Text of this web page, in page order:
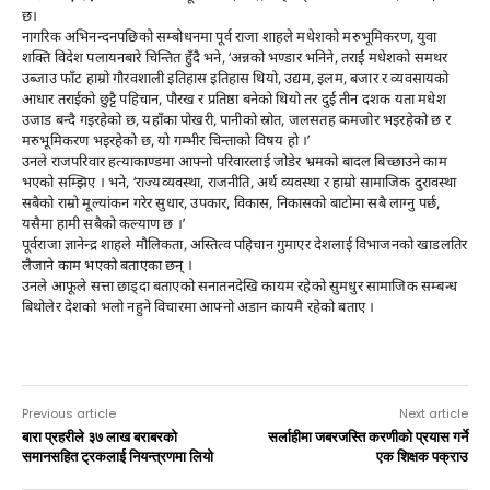
छ।
नागरिक अभिनन्दनपछिको सम्बोधनमा पूर्व राजा शाहले मधेशको मरुभूमिकरण, युवा
शक्ति विदेश पलायनबारे चिन्तित हुँदै भने, ‘अन्नको भण्डार भनिने, तराईं मधेशको समथर
उब्जाउ फाँट हाम्रो गौरवशाली इतिहास इतिहास थियो, उद्यम, इलम, बजार र व्यवसायको
आधार तराईको छुट्टै पहिचान, पौरख र प्रतिष्ठा बनेको थियो तर दुई तीन दशक यता मधेश
उजाड बन्दै गइरहेको छ, यहाँका पोखरी, पानीको स्रोत, जलसतह कमजोर भइरहेको छ र
मरुभूमिकरण भइरहेको छ, यो गम्भीर चिन्ताको विषय हो ।’
उनले राजपरिवार हत्याकाण्डमा आफ्नो परिवारलाई जोडेर भ्रमको बादल बिच्छाउने काम
भएको सम्झिए । भने, ‘राज्यव्यवस्था, राजनीति, अर्थ व्यवस्था र हाम्रो सामाजिक दुरावस्था
सबैको राम्रो मूल्यांकन गरेर सुधार, उपकार, विकास, निकासको बाटोमा सबै लाग्नु पर्छ,
यसैमा हामी सबैको कल्याण छ ।’
पूर्वराजा ज्ञानेन्द्र शाहले मौलिकता, अस्तित्व पहिचान गुमाएर देशलाई विभाजनको खाडलतिर
लैजाने काम भएको बताएका छन् ।
उनले आफूले सत्ता छाड्दा बताएको सनातनदेखि कायम रहेको सुमधुर सामाजिक सम्बन्ध
बिथोलेर देशको भलो नहुने विचारमा आफ्नो अडान कायमै रहेको बताए ।
Previous article
बारा प्रहरीले ३७ लाख बराबरको
समानसहित ट्रकलाई नियन्त्रणमा लियो
Next article
सर्लाहीमा जबरजस्ति करणीको प्रयास गर्ने
एक शिक्षक पक्राउ